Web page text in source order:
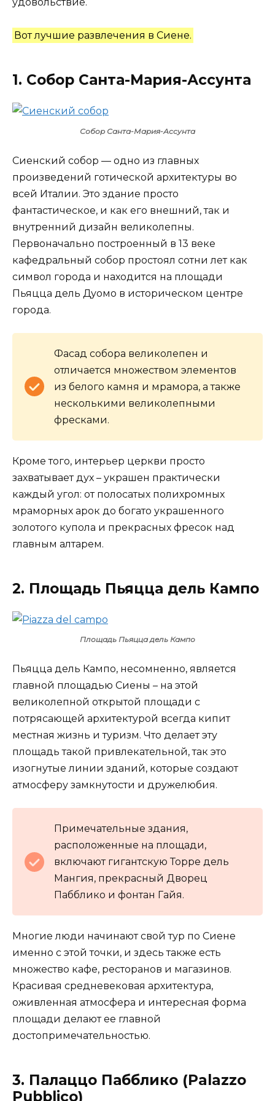
Вот лучшие развлечения в Сиене.
1. Собор Санта-Мария-Ассунта
Собор Санта-Мария-Ассунта
Сиенский собор — одно из главных
произведений готической архитектуры во
всей Италии. Это здание просто
фантастическое, и как его внешний, так и
внутренний дизайн великолепны.
Первоначально построенный в 13 веке
кафедральный собор простоял сотни лет как
символ города и находится на площади
Пьяцца дель Дуомо в историческом центре
города.
Фасад собора великолепен и
отличается множеством элементов
из белого камня и мрамора, а также
несколькими великолепными
фресками.
Кроме того, интерьер церкви просто
захватывает дух – украшен практически
каждый угол: от полосатых полихромных
мраморных арок до богато украшенного
золотого купола и прекрасных фресок над
главным алтарем.
2. Площадь Пьяцца дель Кампо
Площадь Пьяцца дель Кампо
Пьяцца дель Кампо, несомненно, является
главной площадью Сиены – на этой
великолепной открытой площади с
потрясающей архитектурой всегда кипит
местная жизнь и туризм. Что делает эту
площадь такой привлекательной, так это
изогнутые линии зданий, которые создают
атмосферу замкнутости и дружелюбия.
Примечательные здания,
расположенные на площади,
включают гигантскую Торре дель
Мангия, прекрасный Дворец
Пабблико и фонтан Гайя.
Многие люди начинают свой тур по Сиене
именно с этой точки, и здесь также есть
множество кафе, ресторанов и магазинов.
Красивая средневековая архитектура,
оживленная атмосфера и интересная форма
площади делают ее главной
достопримечательностью.
3. Палаццо Пабблико (Palazzo
Pubblico)